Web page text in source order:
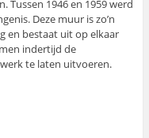
Tussen 1946 en 1959 werd
Deze muur is zo’n
en bestaat uit op elkaar
indertijd de
te laten uitvoeren.